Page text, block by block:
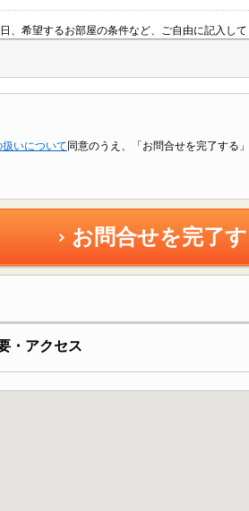
、希望するお部屋の条件など、ご自由に記入し
いについて 同意のうえ、「お問合せを完了する
お問合せを完了
・アクセス